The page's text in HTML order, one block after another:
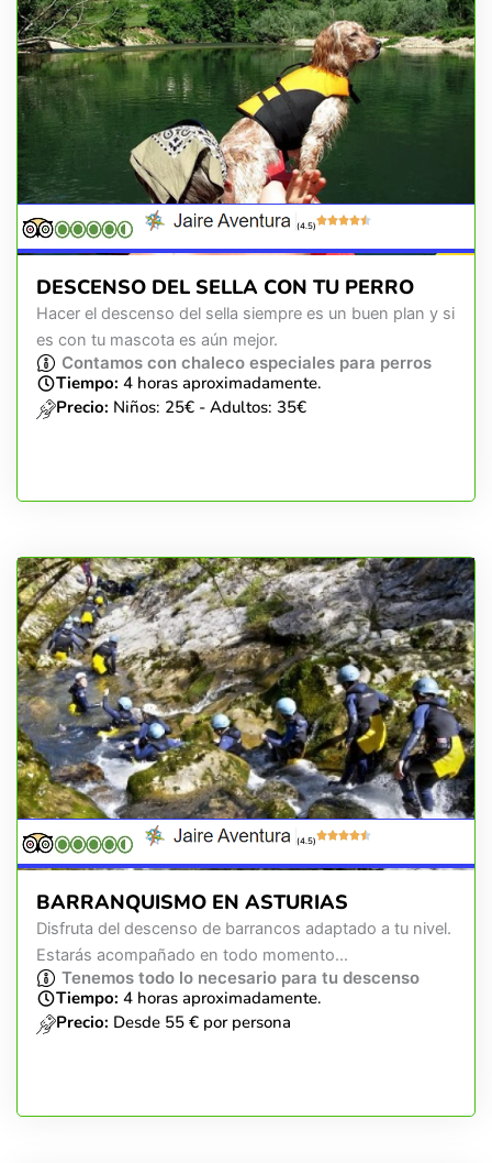
(4.5)
DESCENSO DEL SELLA CON TU PERRO
Hacer el descenso del sella siempre es un buen plan y si
es con tu mascota es aún mejor.
Contamos con chaleco especiales para perros
Tiempo: 4 horas aproximadamente.
Precio: Niños: 25€ - Adultos: 35€
(4.5)
BARRANQUISMO EN ASTURIAS
Disfruta del descenso de barrancos adaptado a tu nivel.
Estarás acompañado en todo momento...
Tenemos todo lo necesario para tu descenso
Tiempo: 4 horas aproximadamente.
Precio: Desde 55 € por persona